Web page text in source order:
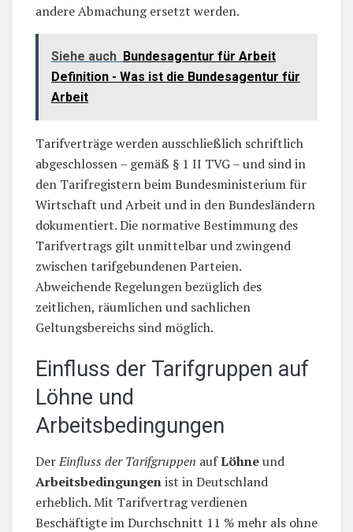
andere Abmachung ersetzt werden.
Siehe auch Bundesagentur für Arbeit
Definition - Was ist die Bundesagentur für
Arbeit
Tarifverträge werden ausschließlich schriftlich
abgeschlossen – gemäß § 1 II TVG – und sind in
den Tarifregistern beim Bundesministerium für
Wirtschaft und Arbeit und in den Bundesländern
dokumentiert. Die normative Bestimmung des
Tarifvertrags gilt unmittelbar und zwingend
zwischen tarifgebundenen Parteien.
Abweichende Regelungen bezüglich des
zeitlichen, räumlichen und sachlichen
Geltungsbereichs sind möglich.
Einfluss der Tarifgruppen auf
Löhne und
Arbeitsbedingungen
DerEinfluss der Tarifgruppen aufLöhneund
Arbeitsbedingungenist in Deutschland
erheblich. Mit Tarifvertrag verdienen
Beschäftigte im Durchschnitt 11 % mehr als ohne